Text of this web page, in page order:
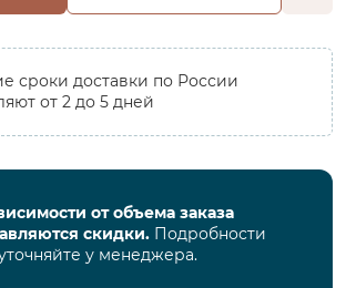
сроки доставки по России
от 2 до 5 дней
от объема заказа
скидки. Подробности
у менеджера.